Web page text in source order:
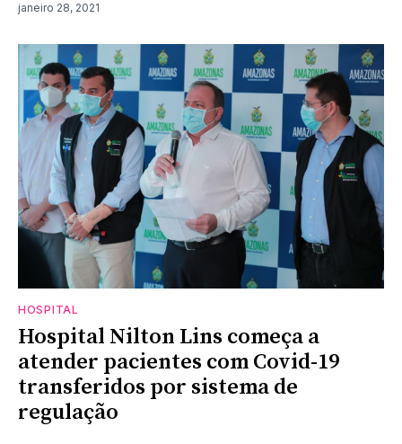
janeiro 28, 2021
HOSPITAL
Hospital Nilton Lins começa a
atender pacientes com Covid-19
transferidos por sistema de
regulação